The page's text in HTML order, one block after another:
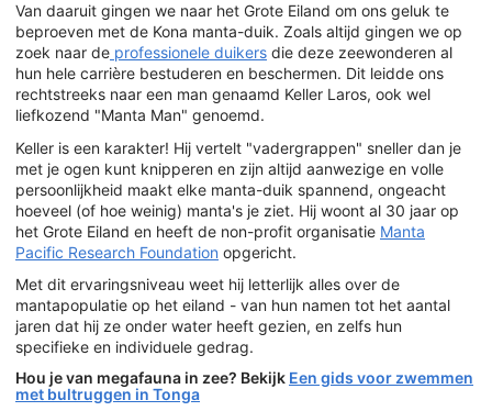
Van daaruit gingen we naar het Grote Eiland om ons geluk te
beproeven met de Kona manta-duik. Zoals altijd gingen we op
zoek naar de professionele duikers die deze zeewonderen al
hun hele carrière bestuderen en beschermen. Dit leidde ons
rechtstreeks naar een man genaamd Keller Laros, ook wel
liefkozend "Manta Man" genoemd.
Keller is een karakter! Hij vertelt "vadergrappen" sneller dan je
met je ogen kunt knipperen en zijn altijd aanwezige en volle
persoonlijkheid maakt elke manta-duik spannend, ongeacht
hoeveel (of hoe weinig) manta's je ziet. Hij woont al 30 jaar op
het Grote Eiland en heeft de non-profit organisatie Manta
Pacific Research Foundation opgericht.
Met dit ervaringsniveau weet hij letterlijk alles over de
mantapopulatie op het eiland - van hun namen tot het aantal
jaren dat hij ze onder water heeft gezien, en zelfs hun
specifieke en individuele gedrag.
Hou je van megafauna in zee? Bekijk Een gids voor zwemmen
met bultruggen in Tonga